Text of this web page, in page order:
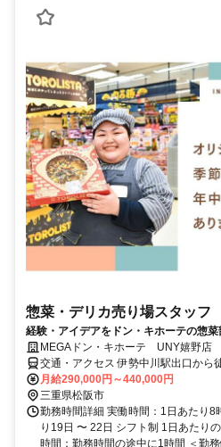
惣菜・デリカ売り場スタッフ
経験・アイデアをドン・キホーテの惣
MEGAドン・キホーテ UNY嬉野店
交通・アクセス 伊勢中川駅出口から
月給290,000円～440,000円
三重県松阪市
勤務時間詳細 実働時間：1日あたり8
り19日 〜 22日 シフト制 1日あたり
時間：勤務時間の途中に1時間 ＜勤